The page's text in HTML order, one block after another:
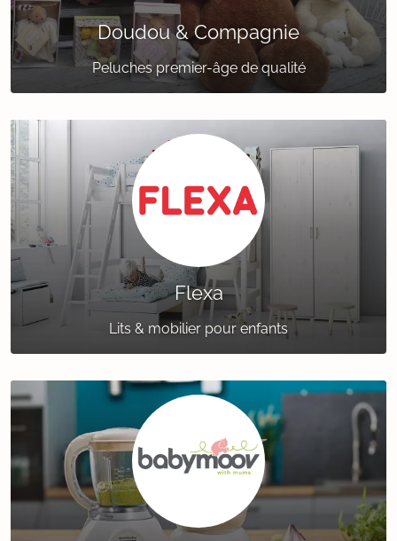
Doudou & Compagnie
Peluches premier-âge de qualité
Flexa
Lits & mobilier pour enfants